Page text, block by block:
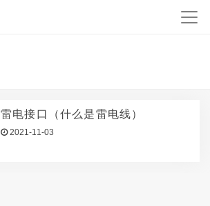
雷电接口（什么是雷电线）
2021-11-03